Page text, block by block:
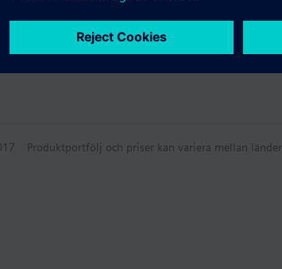
Produktportfölj och priser kan variera mellan länder.